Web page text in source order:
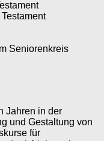
Seniorenkreis
Jahren in der
und Gestaltung von
für